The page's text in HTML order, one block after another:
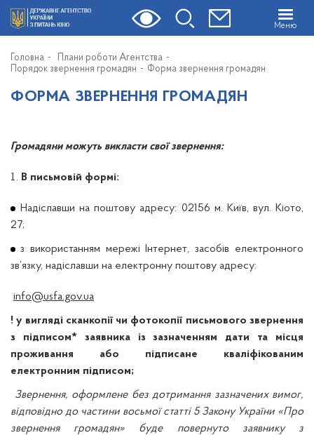
Меню
Головна
Плани роботи Агентства
Порядок звернення громадян
Форма звернення громадян
ФОРМА ЗВЕРНЕННЯ ГРОМАДЯН
Громадяни можуть викласти свої звернення:
В письмовій формі:
Надіславши на поштову адресу: 02156 м. Київ, вул. Кіото,
27;
з використанням мережі Інтернет, засобів електронного
зв’язку, надіславши на електронну поштову адресу:
info@usfa.gov.ua
! у вигляді сканкопії чи фотокопії письмового звернення
з підписом* заявника із зазначенням дати та місця
проживання або підписане кваліфікованим
електронним підписом;
Звернення, оформлене без дотримання зазначених вимог,
відповідно до частини восьмої статті 5 Закону України «Про
звернення громадян» буде повернуто заявнику з